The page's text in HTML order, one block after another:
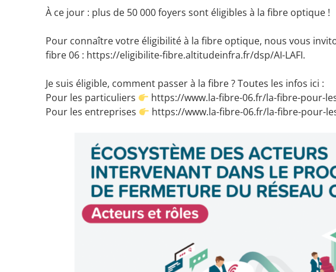
À ce jour : plus de 50 000 foyers sont éligibles à la fibre optique !
Pour connaître votre éligibilité à la fibre optique, nous vous
fibre 06 : https://eligibilite-fibre.altitudeinfra.fr/dsp/AI-LAFI.
Je suis éligible, comment passer à la fibre ? Toutes les infos ici :
Pour les particuliers
https://www.la-fibre-06.fr/la-fibre-pour-
Pour les entreprises
https://www.la-fibre-06.fr/la-fibre-pour-